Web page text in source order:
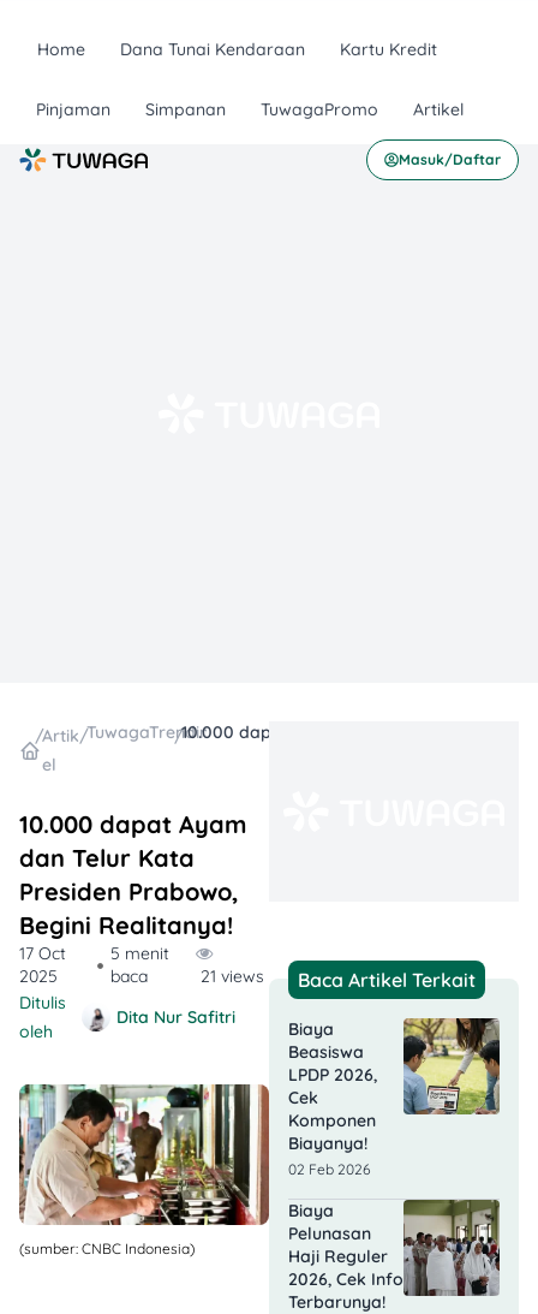
Home Dana Tunai Kendaraan Kartu Kredit
Pinjaman Simpanan TuwagaPromo Artikel
Masuk/Daftar
/Artik
el
/TuwagaTrending
/
10.000 dapat Ayam
dan Telur Kata
Presiden Prabowo,
Begini Realitanya!
17 Oct
2025
5 menit
baca
21 views
Ditulis
oleh
Dita Nur Safitri
(sumber: CNBC Indonesia)
Baca Artikel Terkait
Biaya
Beasiswa
LPDP 2026,
Cek
Komponen
Biayanya!
02 Feb 2026
Biaya
Pelunasan
Haji Reguler
2026, Cek Info
Terbarunya!